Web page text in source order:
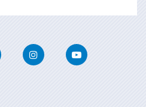
Twitter InstagramYoutube